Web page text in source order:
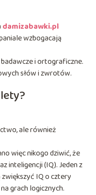
damizabawki.pl
wzbogacają
i ortograficzne.
słów i zwrotów.
ale również
więc nikogo dziwić, że
inteligencji (IQ). Jeden z
IQ o cztery
grach logicznych.